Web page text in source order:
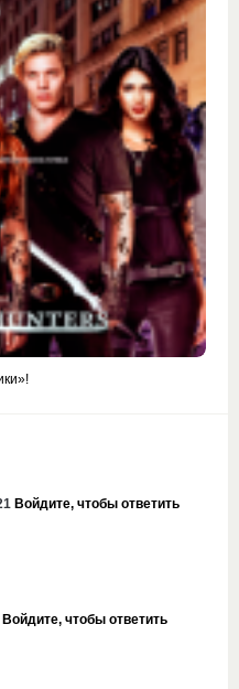
Войдите, чтобы ответить
Войдите, чтобы ответить